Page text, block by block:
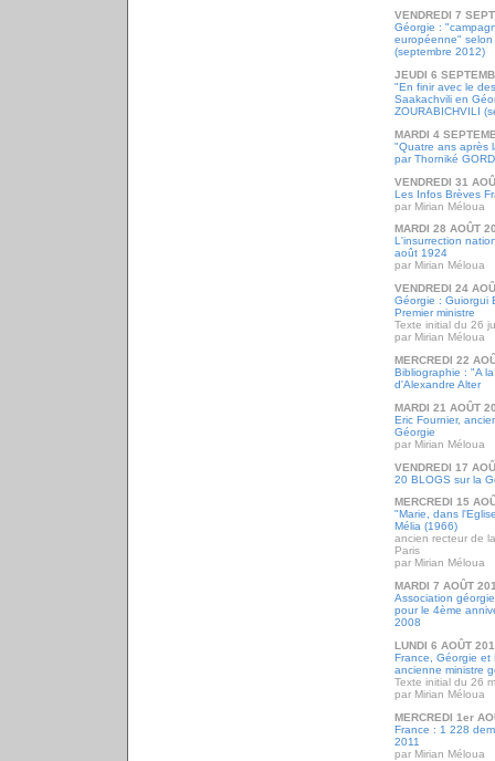
VENDREDI 7
Géorgie :
européenne" selon
(septembre 2012)
JEUDI 6
"En finir avec le
Saakachvili en
ZOURABICHVILI
MARDI 4
"Quatre ans après
par Thorniké
VENDREDI 31
Les Infos Brèves
par Mirian Méloua
MARDI 28 AOÛT
L'insurrection
août 1924
par Mirian Méloua
VENDREDI 24
Géorgie : Guiorgui
Premier ministre
Texte initial du 26
par Mirian Méloua
MERCREDI 22
Bibliographie : "A
d'Alexandre Alter
MARDI 21 AOÛT
Eric Fournier,
Géorgie
par Mirian Méloua
VENDREDI 17
20 BLOGS sur la
MERCREDI 15
"Marie, dans
Mélia (1966)
ancien recteur de
Paris
par Mirian Méloua
MARDI 7 AOÛT
Association
pour le 4ème
2008
LUNDI 6 AOÛT
France, Géorgie et
ancienne ministre
Texte initial du 26
par Mirian Méloua
MERCREDI 1er
France : 1 228
2011
par Mirian Méloua